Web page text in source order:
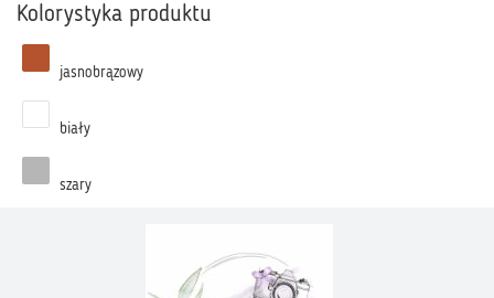
Kolorystyka produktu
jasnobrązowy
biały
szary